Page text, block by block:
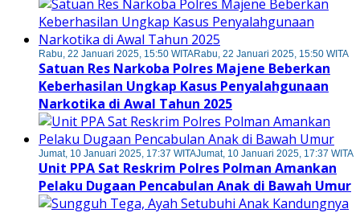
Rabu, 22 Januari 2025, 15:50 WITARabu, 22 Januari 2025, 15:50 WITA
Satuan Res Narkoba Polres Majene Beberkan
Keberhasilan Ungkap Kasus Penyalahgunaan
Narkotika di Awal Tahun 2025
Jumat, 10 Januari 2025, 17:37 WITAJumat, 10 Januari 2025, 17:37 WITA
Unit PPA Sat Reskrim Polres Polman Amankan
Pelaku Dugaan Pencabulan Anak di Bawah Umur